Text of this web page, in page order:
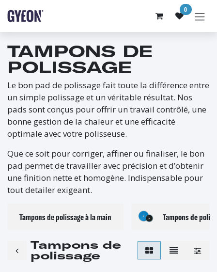
0
TAMPONS DE
POLISSAGE
Le bon pad de polissage fait toute la différence entre
un simple polissage et un véritable résultat. Nos
pads sont conçus pour offrir un travail contrôlé, une
bonne gestion de la chaleur et une efficacité
optimale avec votre polisseuse.
Que ce soit pour corriger, affiner ou finaliser, le bon
pad permet de travailler avec précision et d’obtenir
une finition nette et homogène. Indispensable pour
tout detailer exigeant.
Tampons de polissage à la main Tampons de
Tampons de
polissage